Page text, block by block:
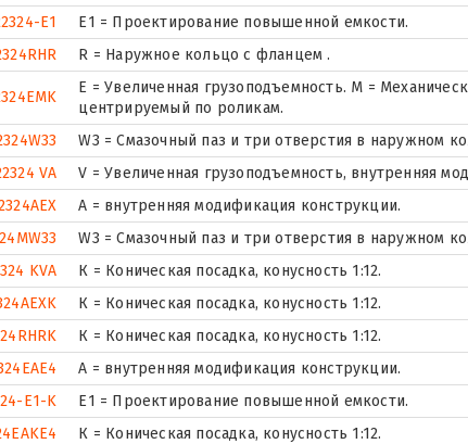
E1
E1 = Проектирование повышенной емкости.
R = Наружное кольцо с фланцем .
E = Увеличенная грузоподъемность. М =
центрируемый по роликам.
W3 = Смазочный паз и три отверстия в наружном
VA
V = Увеличенная грузоподъемность, внутренняя
A = внутренняя модификация конструкции.
W3 = Смазочный паз и три отверстия в наружном
KVA
К = Коническая посадка, конусность 1:12.
К = Коническая посадка, конусность 1:12.
К = Коническая посадка, конусность 1:12.
A = внутренняя модификация конструкции.
E1-K
E1 = Проектирование повышенной емкости.
К = Коническая посадка, конусность 1:12.